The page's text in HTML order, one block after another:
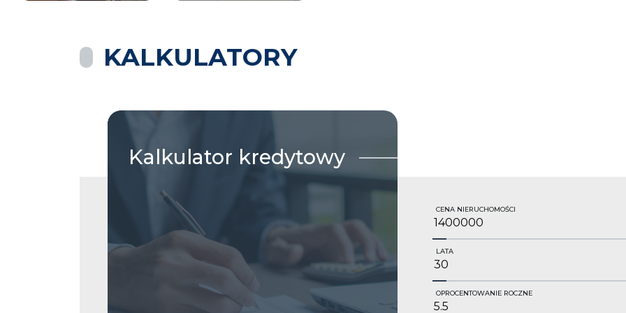
KALKULATORY
Kalkulator kredytowy
CENA NIERUCHOMOŚCI
LATA
OPROCENTOWANIE ROCZNE